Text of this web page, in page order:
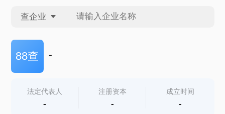
查企业
查企业
查产地
88查 -
法定代表人
-
注册资本
-
成立时间
-